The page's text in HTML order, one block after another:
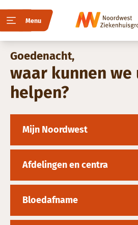
Menu
Goedenacht,
waar kunnen we
helpen?
Mijn Noordwest
Afdelingen en centra
Bloedafname